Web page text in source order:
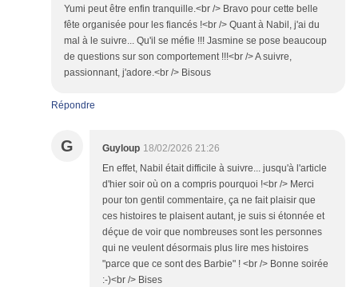
Yumi peut être enfin tranquille.<br /> Bravo pour cette belle
fête organisée pour les fiancés !<br /> Quant à Nabil, j'ai du
mal à le suivre... Qu'il se méfie !!! Jasmine se pose beaucoup
de questions sur son comportement !!!<br /> A suivre,
passionnant, j'adore.<br /> Bisous
Répondre
G Guyloup 18/02/2026 21:26
En effet, Nabil était difficile à suivre... jusqu'à l'article
d'hier soir où on a compris pourquoi !<br /> Merci
pour ton gentil commentaire, ça ne fait plaisir que
ces histoires te plaisent autant, je suis si étonnée et
déçue de voir que nombreuses sont les personnes
qui ne veulent désormais plus lire mes histoires
"parce que ce sont des Barbie" ! <br /> Bonne soirée
:-)<br /> Bises